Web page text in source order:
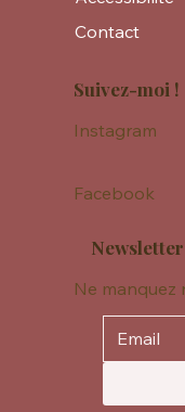
Contact
Suivez-moi !
Instagram
Facebook
Newsletter
Ne manquez